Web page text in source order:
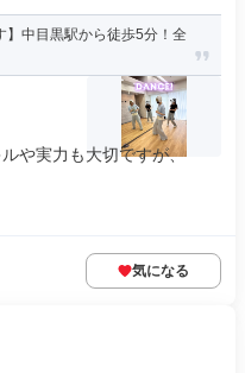
】中目黒駅から徒歩5分！全
や実力も大切ですが、
気になる